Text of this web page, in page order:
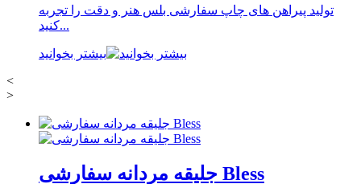
تولید پیراهن های چاپ سفارشی بلس هنر و دقت را تجربه
کنید...
بیشتر بخوانید
<
>
جلیقه مردانه سفارشی Bless